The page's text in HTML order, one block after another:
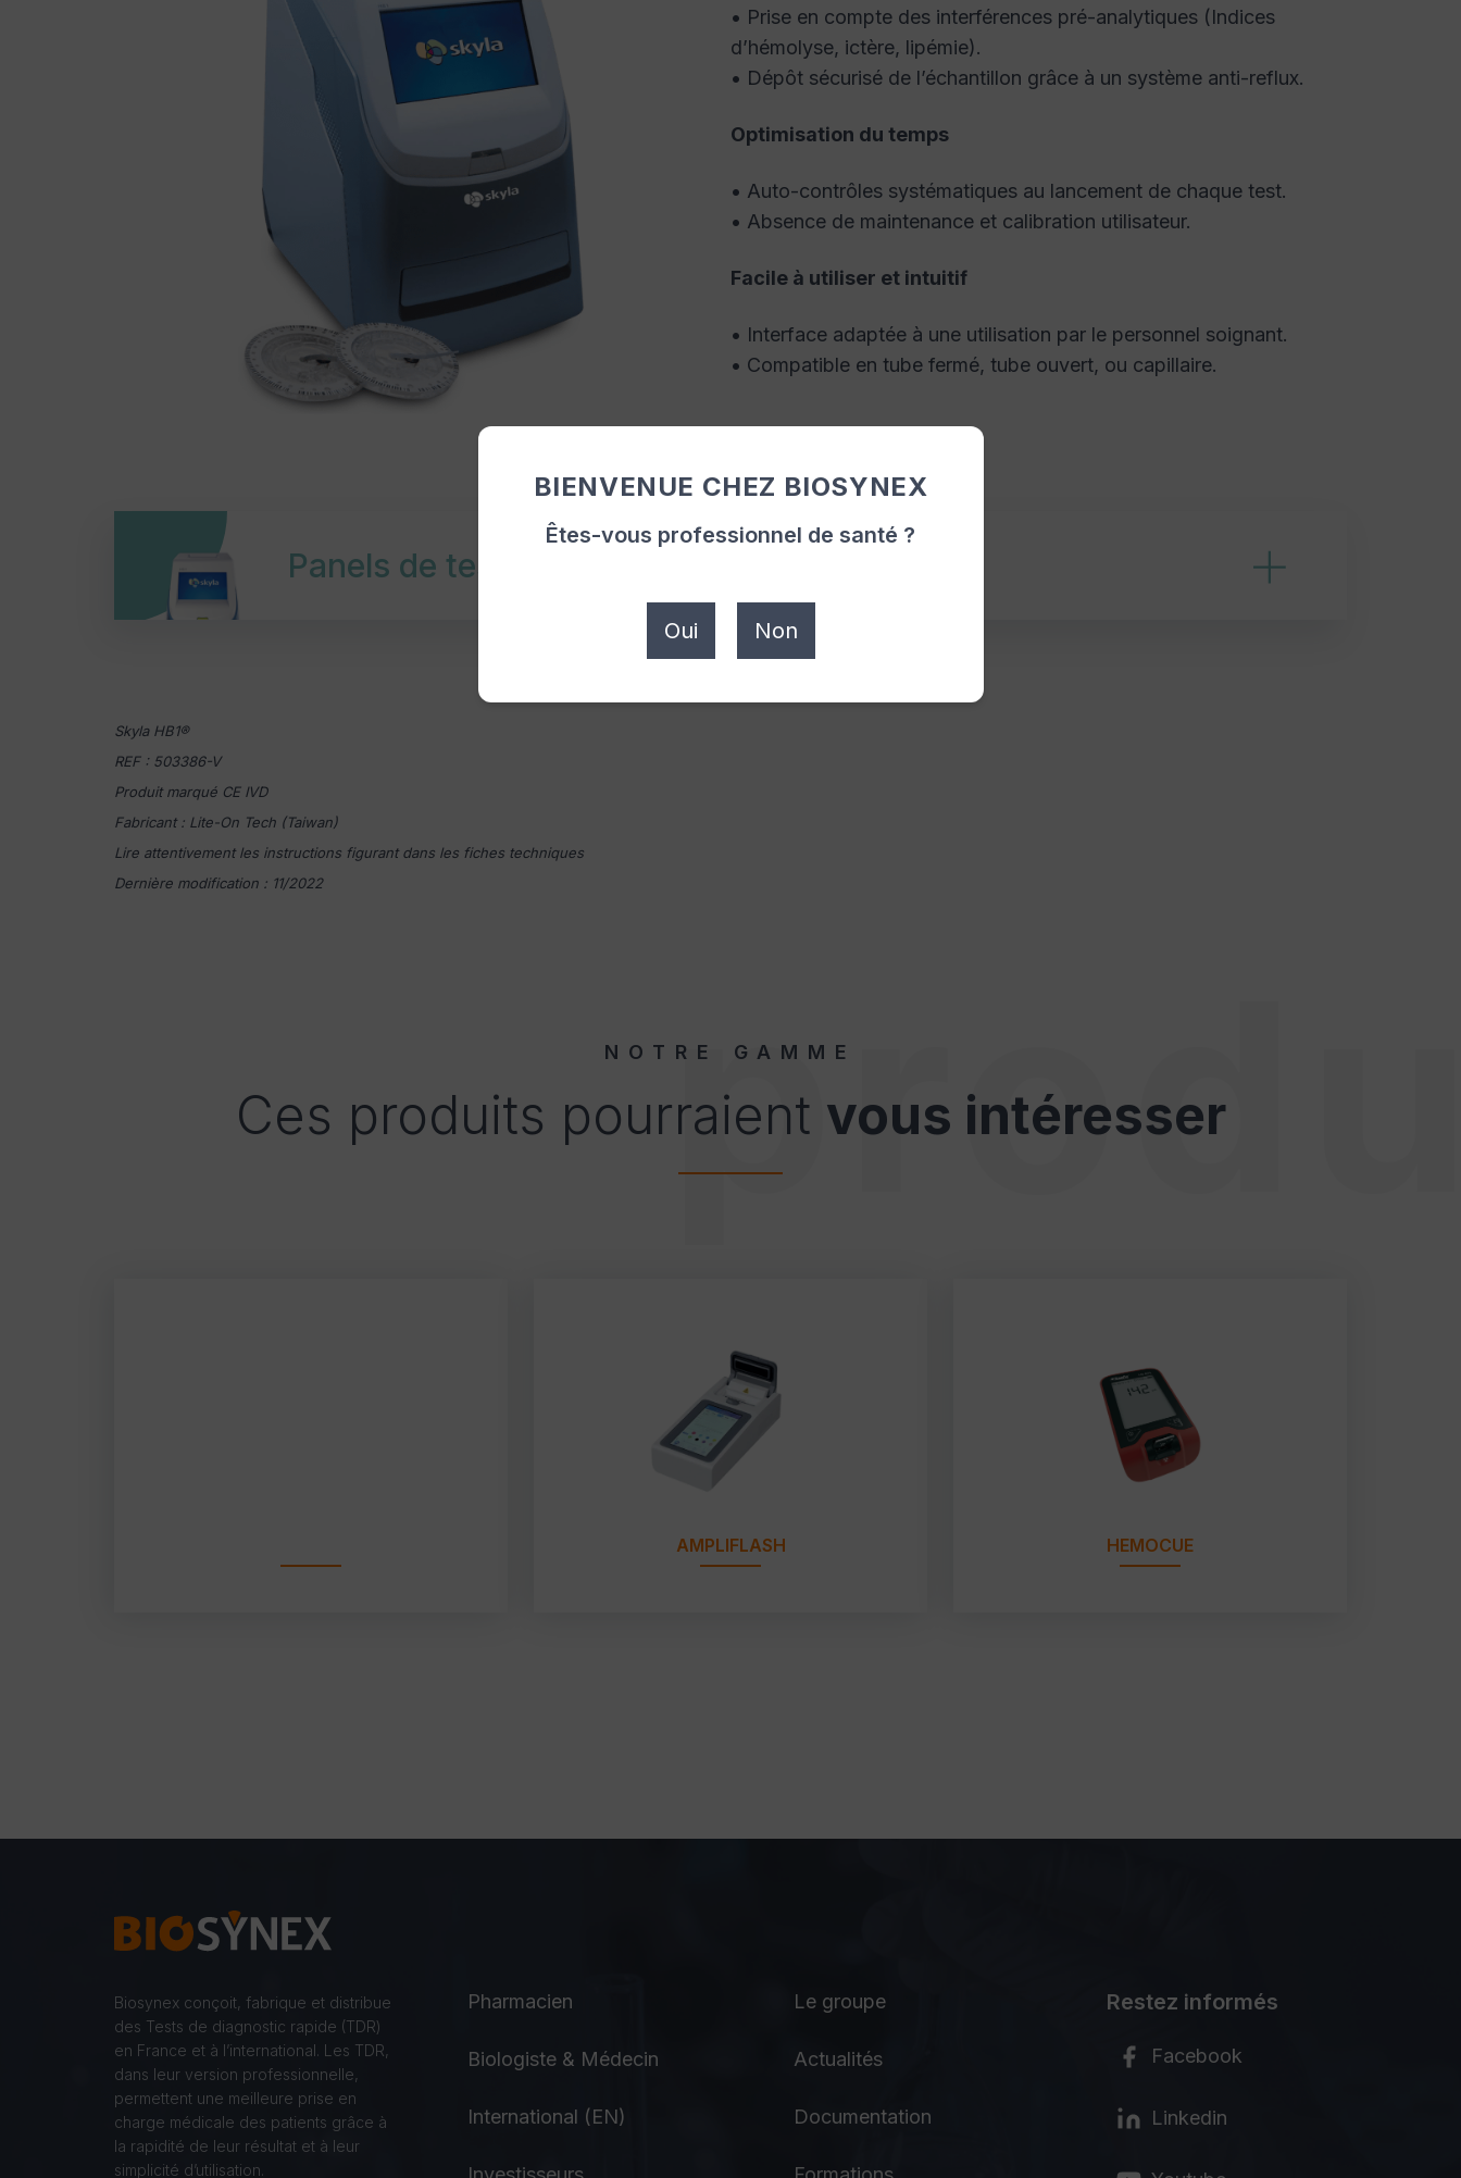
• Prise en compte des interférences pré-analytiques (Indices
d’hémolyse, ictère, lipémie).
• Dépôt sécurisé de l’échantillon grâce à un système anti-reflux.
Optimisation du temps
• Auto-contrôles systématiques au lancement de chaque test.
• Absence de maintenance et calibration utilisateur.
Facile à utiliser et intuitif
• Interface adaptée à une utilisation par le personnel soignant.
• Compatible en tube fermé, tube ouvert, ou capillaire.
Panels de tests
Skyla HB1®
REF : 503386-V
Produit marqué CE IVD
Fabricant : Lite-On Tech (Taiwan)
Lire attentivement les instructions figurant dans les fiches techniques
Dernière modification : 11/2022
NOTRE GAMME
Ces produits pourraient vous intéresser
AMPLIFLASH HEMOCUE
Biosynex conçoit, fabrique et distribue
des Tests de diagnostic rapide (TDR)
en France et à l’international. Les TDR,
dans leur version professionnelle,
permettent une meilleure prise en
charge médicale des patients grâce à
la rapidité de leur résultat et à leur
simplicité d’utilisation.
Pharmacien
Biologiste & Médecin
International (EN)
Le groupe
Actualités
Documentation
Restez informés
Facebook
Linkedin
BIENVENUE CHEZ BIOSYNEX
Êtes-vous professionnel de santé ?
Oui Non